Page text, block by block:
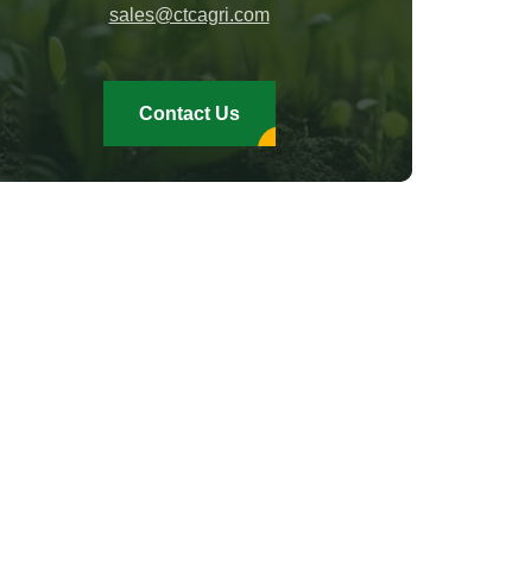
sales@ctcagri.com
Contact Us